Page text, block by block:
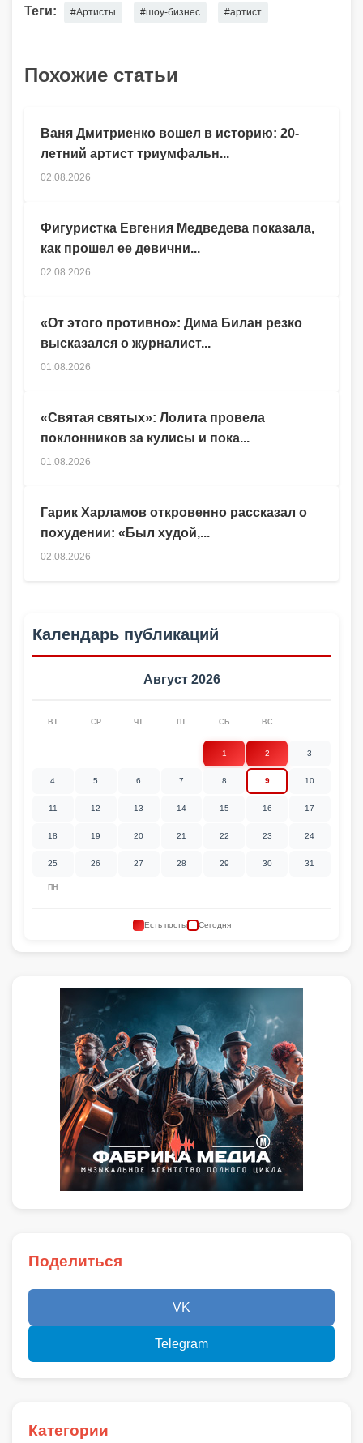
Теги: #Артисты #шоу-бизнес #артист
Похожие статьи
Гарик Харламов откровенно рассказал о
похудении: «Был худой,...
02.08.2026
Ваня Дмитриенко вошел в историю: 20-
летний артист триумфальн...
02.08.2026
Фигуристка Евгения Медведева показала,
как прошел ее девични...
02.08.2026
«От этого противно»: Дима Билан резко
высказался о журналист...
01.08.2026
«Святая святых»: Лолита провела
поклонников за кулисы и пока...
01.08.2026
Календарь публикаций
Август 2026
ПН
ВТ СР ЧТ ПТ СБ ВС
1 2 3
4 5 6 7 8 9 10
11 12 13 14 15 16 17
18 19 20 21 22 23 24
25 26 27 28 29 30 31
Есть посты Сегодня
Поделиться
VK
Telegram
Категории